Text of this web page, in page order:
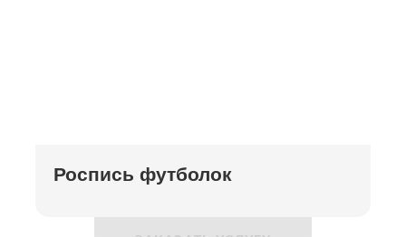
Роспись футболок